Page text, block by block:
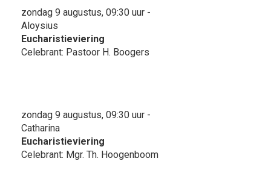
zondag 9 augustus, 09:30 uur -
Aloysius
Eucharistieviering
Celebrant: Pastoor H. Boogers
zondag 9 augustus, 09:30 uur -
Catharina
Eucharistieviering
Celebrant: Mgr. Th. Hoogenboom